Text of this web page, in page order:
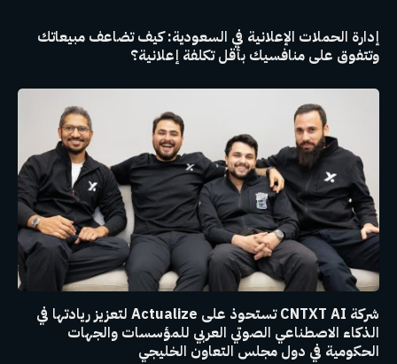
إدارة الحملات الإعلانية في السعودية: كيف تضاعف مبيعاتك
وتتفوق على منافسيك بأقل تكلفة إعلانية؟
شركة CNTXT AI تستحوذ على Actualize لتعزيز ريادتها في
الذكاء الاصطناعي الصوتي العربي للمؤسسات والجهات
الحكومية في دول مجلس التعاون الخليجي